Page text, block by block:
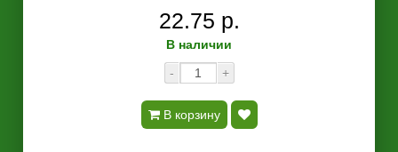
22.75 р.
В наличии
-
+
В корзину